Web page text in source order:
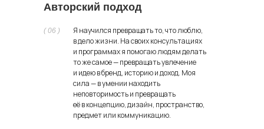
Авторский подход
Я научился превращать то, что люблю,
в дело жизни. На своих консультациях
и программах я помогаю людям делать
то же самое — превращать увлечение
и идею в бренд, историю и доход. Моя
сила — в умении находить
неповторимость и превращать
её в концепцию, дизайн, пространство,
предмет или коммуникацию.
( 06 )